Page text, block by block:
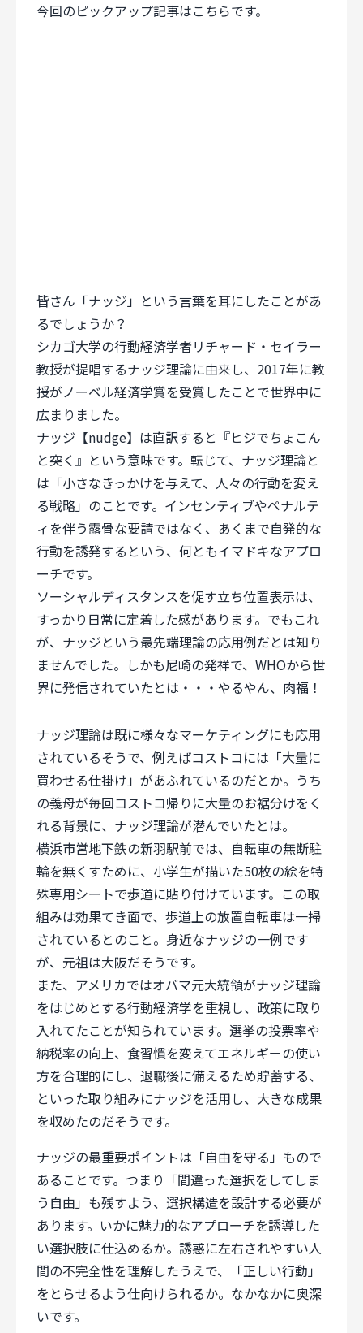
今回のピックアップ記事はこちらです。
皆さん「ナッジ」という言葉を耳にしたことがあ
るでしょうか？
シカゴ大学の行動経済学者リチャード・セイラー
教授が提唱するナッジ理論に由来し、2017年に教
授がノーベル経済学賞を受賞したことで世界中に
広まりました。
ナッジ【nudge】は直訳すると『ヒジでちょこん
と突く』という意味です。転じて、ナッジ理論と
は「小さなきっかけを与えて、人々の行動を変え
る戦略」のことです。インセンティブやペナルテ
ィを伴う露骨な要請ではなく、あくまで自発的な
行動を誘発するという、何ともイマドキなアプロ
ーチです。
ソーシャルディスタンスを促す立ち位置表示は、
すっかり日常に定着した感があります。でもこれ
が、ナッジという最先端理論の応用例だとは知り
ませんでした。しかも尼崎の発祥で、WHOから世
界に発信されていたとは・・・やるやん、肉福！
ナッジ理論は既に様々なマーケティングにも応用
されているそうで、例えばコストコには「大量に
買わせる仕掛け」があふれているのだとか。うち
の義母が毎回コストコ帰りに大量のお裾分けをく
れる背景に、ナッジ理論が潜んでいたとは。
横浜市営地下鉄の新羽駅前では、自転車の無断駐
輪を無くすために、小学生が描いた50枚の絵を特
殊専用シートで歩道に貼り付けています。この取
組みは効果てき面で、歩道上の放置自転車は一掃
されているとのこと。身近なナッジの一例です
が、元祖は大阪だそうです。
また、アメリカではオバマ元大統領がナッジ理論
をはじめとする行動経済学を重視し、政策に取り
入れてたことが知られています。選挙の投票率や
納税率の向上、食習慣を変えてエネルギーの使い
方を合理的にし、退職後に備えるため貯蓄する、
といった取り組みにナッジを活用し、大きな成果
を収めたのだそうです。
ナッジの最重要ポイントは「自由を守る」もので
あることです。つまり「間違った選択をしてしま
う自由」も残すよう、選択構造を設計する必要が
あります。いかに魅力的なアプローチを誘導した
い選択肢に仕込めるか。誘惑に左右されやすい人
間の不完全性を理解したうえで、「正しい行動」
をとらせるよう仕向けられるか。なかなかに奥深
いです。